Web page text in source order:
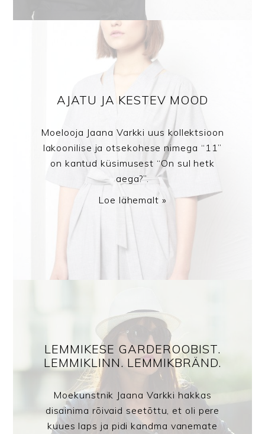
AJATU JA KESTEV MOOD
Moelooja Jaana Varkki uus kollektsioon
lakoonilise ja otsekohese nimega “11”
on kantud küsimusest “On sul hetk
aega?”.
Loe lähemalt »
LEMMIKESE GARDEROOBIST.
LEMMIKLINN. LEMMIKBRÄND.
Moekunstnik Jaana Varkki hakkas
disainima rõivaid seetõttu, et oli pere
kuues laps ja pidi kandma vanemate